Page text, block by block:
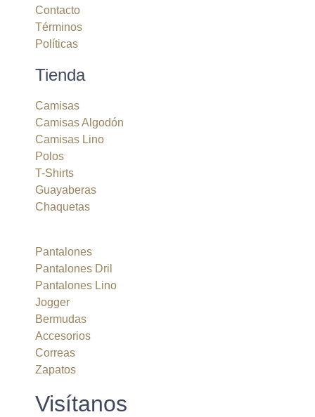
Contacto
Términos
Políticas
Tienda
Camisas
Camisas Algodón
Camisas Lino
Polos
T-Shirts
Guayaberas
Chaquetas
Pantalones
Pantalones Dril
Pantalones Lino
Jogger
Bermudas
Accesorios
Correas
Zapatos
Visítanos